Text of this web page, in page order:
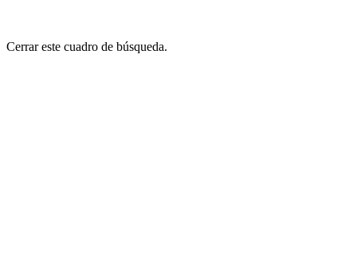
Cerrar este cuadro de búsqueda.